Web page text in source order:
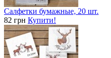
Салфетки бумажные, 20 шт.
82 грн Купити!